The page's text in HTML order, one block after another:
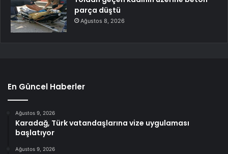
parça düştü
Ağustos 8, 2026
En Güncel Haberler
Ağustos 9, 2026
Karadağ, Türk vatandaşlarına vize uygulaması
başlatıyor
Ağustos 9, 2026